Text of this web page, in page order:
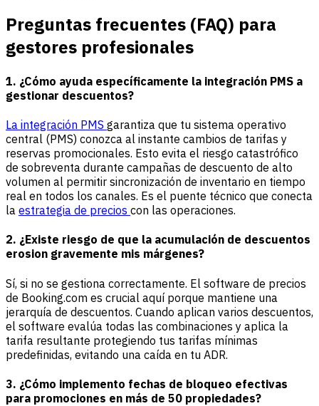
Preguntas frecuentes (FAQ) para
gestores profesionales
1. ¿Cómo ayuda específicamente la integración PMS a
gestionar descuentos?
La integración PMS garantiza que tu sistema operativo
central (PMS) conozca al instante cambios de tarifas y
reservas promocionales. Esto evita el riesgo catastrófico
de sobreventa durante campañas de descuento de alto
volumen al permitir sincronización de inventario en tiempo
real en todos los canales. Es el puente técnico que conecta
la estrategia de precios con las operaciones.
2. ¿Existe riesgo de que la acumulación de descuentos
erosion gravemente mis márgenes?
Sí, si no se gestiona correctamente. El software de precios
de Booking.com es crucial aquí porque mantiene una
jerarquía de descuentos. Cuando aplican varios descuentos,
el software evalúa todas las combinaciones y aplica la
tarifa resultante protegiendo tus tarifas mínimas
predefinidas, evitando una caída en tu ADR.
3. ¿Cómo implemento fechas de bloqueo efectivas
para promociones en más de 50 propiedades?